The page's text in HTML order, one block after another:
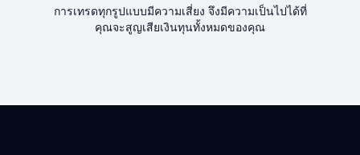
การเทรดทุกรูปแบบมีความเสี่ยง จึงมีความเป็นไปได้ที่
คุณจะสูญเสียเงินทุนทั้งหมดของคุณ